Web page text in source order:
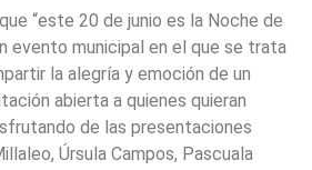
“este 20 de junio es la Noche de
evento municipal en el que se trata
la alegría y emoción de un
abierta a quienes quieran
de las presentaciones
Úrsula Campos, Pascuala